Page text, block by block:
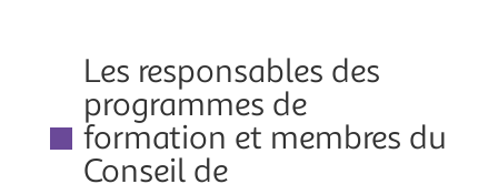
Les responsables des
programmes de
formation et membres du
Conseil de